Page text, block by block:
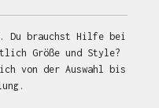
Du brauchst Hilfe bei
Größe und Style?
von der Auswahl bis